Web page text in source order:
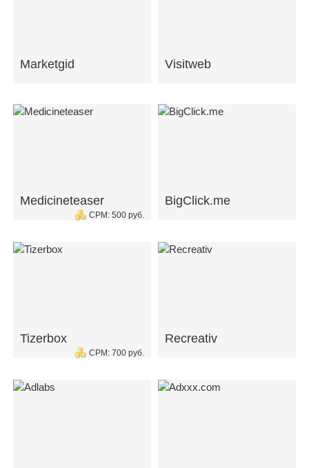
Marketgid Visitweb
Medicineteaser
CPM: 500 руб.
BigClick.me
Tizerbox
CPM: 700 руб.
Recreativ